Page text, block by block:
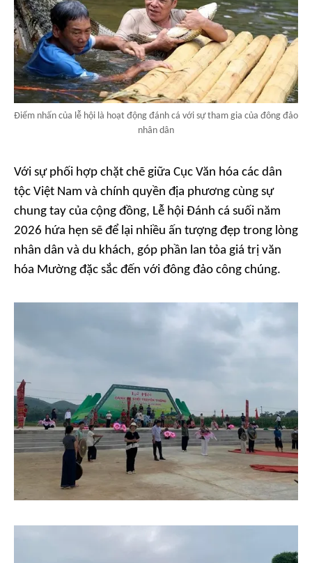
Điểm nhấn của lễ hội là hoạt động đánh cá với sự tham gia của đông đảo
nhân dân
Với sự phối hợp chặt chẽ giữa Cục Văn hóa các dân
tộc Việt Nam và chính quyền địa phương cùng sự
chung tay của cộng đồng, Lễ hội Đánh cá suối năm
2026 hứa hẹn sẽ để lại nhiều ấn tượng đẹp trong lòng
nhân dân và du khách, góp phần lan tỏa giá trị văn
hóa Mường đặc sắc đến với đông đảo công chúng.